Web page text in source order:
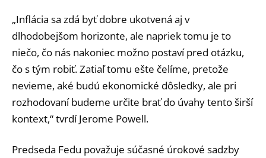
„Inflácia sa zdá byť dobre ukotvená aj v
dlhodobejšom horizonte, ale napriek tomu je to
niečo, čo nás nakoniec možno postaví pred otázku,
čo s tým robiť. Zatiaľ tomu ešte čelíme, pretože
nevieme, aké budú ekonomické dôsledky, ale pri
rozhodovaní budeme určite brať do úvahy tento širší
kontext,“ tvrdí Jerome Powell.
Predseda Fedu považuje súčasné úrokové sadzby